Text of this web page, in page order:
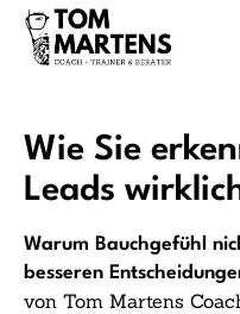
Wie Sie
Leads
Warum Bauchgefühl
besseren
von Tom Martens